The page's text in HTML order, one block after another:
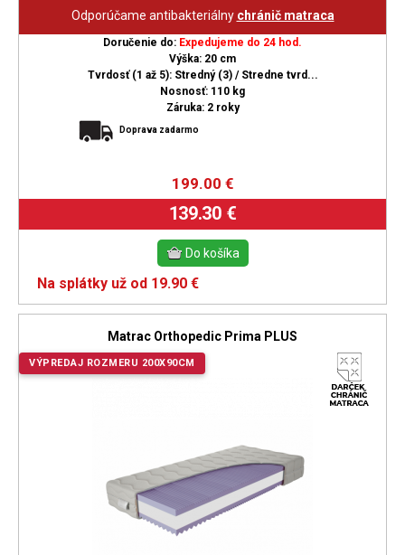
Odporúčame antibakteriálny chránič matraca
Doručenie do: Expedujeme do 24 hod.
Výška: 20 cm
Tvrdosť (1 až 5): Stredný (3) / Stredne tvrd...
Nosnosť: 110 kg
Záruka: 2 roky
Doprava zadarmo
199.00 €
139.30 €
Na splátky už od 19.90 €
Matrac Orthopedic Prima PLUS
VÝPREDAJ ROZMERU 200X90CM